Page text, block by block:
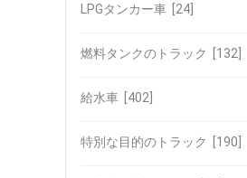
LPGタンカー車 [24]
燃料タンクのトラック [132]
給水車 [402]
特別な目的のトラック [190]